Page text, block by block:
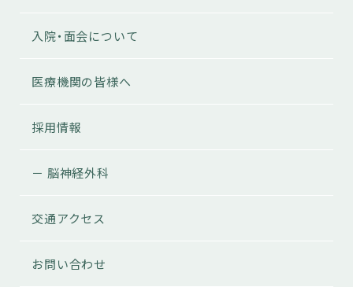
入院・面会について
医療機関の皆様へ
採用情報
－ 脳神経外科
交通アクセス
お問い合わせ